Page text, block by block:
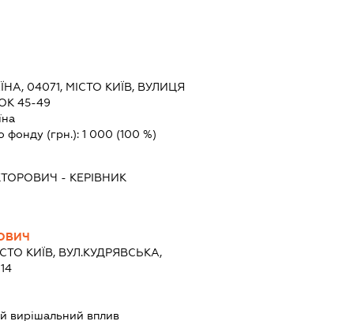
04071, МІСТО КИЇВ, ВУЛИЦЯ
45-49
фонду (грн.): 1 000 (100 %)
- КЕРІВНИК
КИЇВ, ВУЛ.КУДРЯВСЬКА,
вирішальний вплив